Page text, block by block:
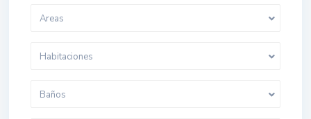
Areas
Habitaciones
Baños